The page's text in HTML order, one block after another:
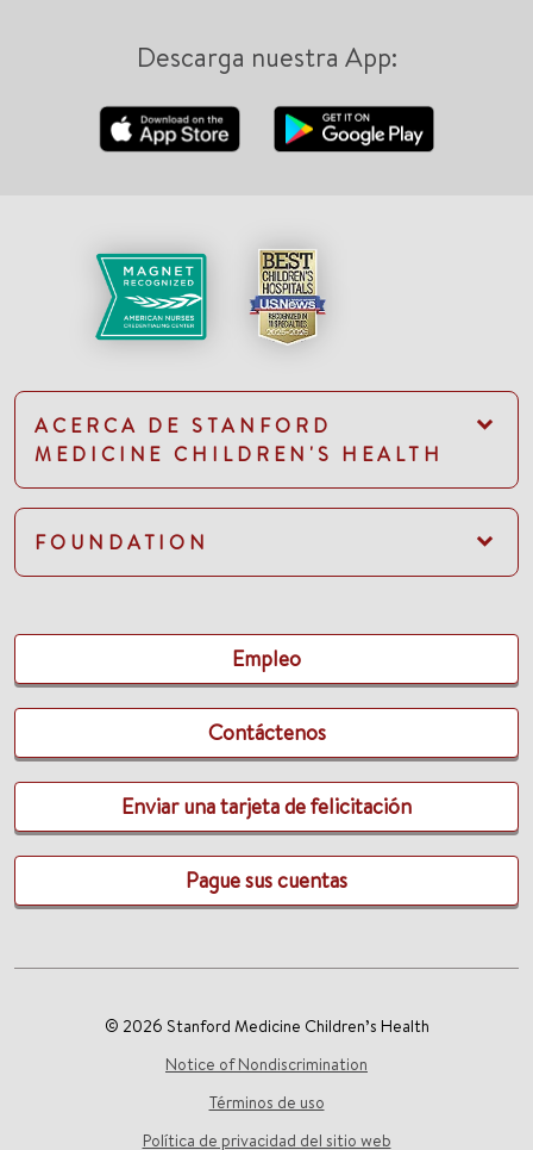
Descarga nuestra App:
ACERCA DE STANFORD
MEDICINE CHILDREN'S HEALTH
FOUNDATION
Empleo
Contáctenos
Enviar una tarjeta de felicitación
Pague sus cuentas
© 2026 Stanford Medicine Children’s Health
Notice of Nondiscrimination
Términos de uso
Política de privacidad del sitio web